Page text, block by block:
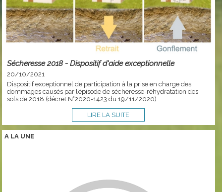
Sécheresse 2018 - Dispositif d'aide exceptionnelle
20/10/2021
Dispositif exceptionnel de participation à la prise en charge des
dommages causés par l’épisode de sécheresse-réhydratation des
sols de 2018 (décret N°2020-1423 du 19/11/2020)
LIRE LA SUITE
A LA UNE